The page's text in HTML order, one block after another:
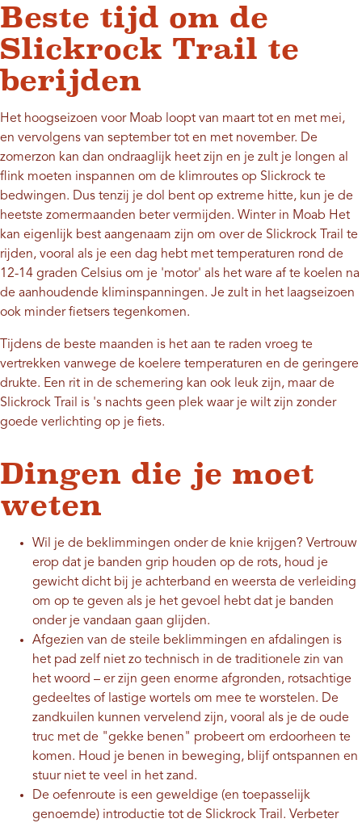
Beste tijd om de
Slickrock Trail te
berijden
Het hoogseizoen voor Moab loopt van maart tot en met mei,
en vervolgens van september tot en met november. De
zomerzon kan dan ondraaglijk heet zijn en je zult je longen al
flink moeten inspannen om de klimroutes op Slickrock te
bedwingen. Dus tenzij je dol bent op extreme hitte, kun je de
heetste zomermaanden beter vermijden. Winter in Moab Het
kan eigenlijk best aangenaam zijn om over de Slickrock Trail te
rijden, vooral als je een dag hebt met temperaturen rond de
12-14 graden Celsius om je 'motor' als het ware af te koelen na
de aanhoudende kliminspanningen. Je zult in het laagseizoen
ook minder fietsers tegenkomen.
Tijdens de beste maanden is het aan te raden vroeg te
vertrekken vanwege de koelere temperaturen en de geringere
drukte. Een rit in de schemering kan ook leuk zijn, maar de
Slickrock Trail is 's nachts geen plek waar je wilt zijn zonder
goede verlichting op je fiets.
Dingen die je moet
weten
Wil je de beklimmingen onder de knie krijgen? Vertrouw
erop dat je banden grip houden op de rots, houd je
gewicht dicht bij je achterband en weersta de verleiding
om op te geven als je het gevoel hebt dat je banden
onder je vandaan gaan glijden.
Afgezien van de steile beklimmingen en afdalingen is
het pad zelf niet zo technisch in de traditionele zin van
het woord – er zijn geen enorme afgronden, rotsachtige
gedeeltes of lastige wortels om mee te worstelen. De
zandkuilen kunnen vervelend zijn, vooral als je de oude
truc met de "gekke benen" probeert om erdoorheen te
komen. Houd je benen in beweging, blijf ontspannen en
stuur niet te veel in het zand.
De oefenroute is een geweldige (en toepasselijk
genoemde) introductie tot de Slickrock Trail. Verbeter